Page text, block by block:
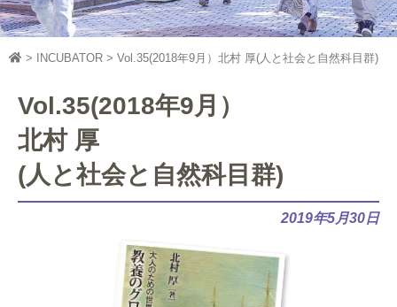
> INCUBATOR > Vol.35(2018年9月） 北村 厚(人と社会と自然科目群)
Vol.35(2018年9月）
北村 厚
(人と社会と自然科目群)
2019年5月30日